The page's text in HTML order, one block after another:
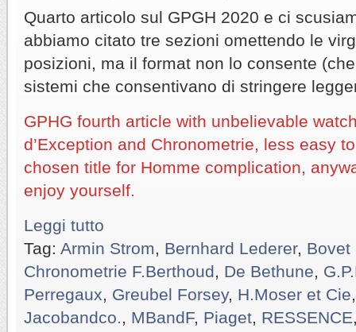
Quarto articolo sul GPGH 2020 e ci
abbiamo citato tre sezioni omettendo le
posizioni, ma il format non lo consente
sistemi che consentivano di stringere
GPHG fourth article with unbelievable
d’Exception and Chronometrie, less easy
chosen title for Homme complication,
enjoy yourself.
Leggi tutto
Tag: Armin Strom Bernhard Lederer, Bovet
Chronometrie F.Berthoud
De Bethune
Perregaux
Greubel Forsey, H.Moser et Cie
Jacobandco.
MBandF, Piaget RESSENCE